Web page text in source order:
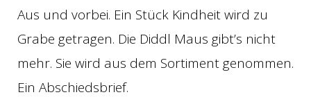
Aus und vorbei. Ein Stück Kindheit wird zu
Grabe getragen. Die Diddl Maus gibt’s nicht
mehr. Sie wird aus dem Sortiment genommen.
Ein Abschiedsbrief.